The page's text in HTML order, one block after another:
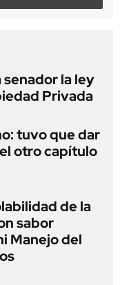
senador la ley
Privada
tuvo que dar
otro capítulo
de la
sabor
Manejo del